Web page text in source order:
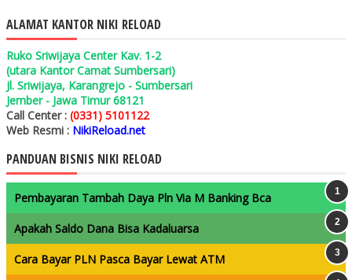
ALAMAT KANTOR NIKI RELOAD
Ruko Sriwijaya Center Kav. 1-2
(utara Kantor Camat Sumbersari)
Jl. Sriwijaya, Karangrejo - Sumbersari
Jember - Jawa Timur 68121
Call Center : (0331) 5101122
Web Resmi : NikiReload.net
PANDUAN BISNIS NIKI RELOAD
Pembayaran Tambah Daya Pln Via M Banking Bca
Apakah Saldo Dana Bisa Kadaluarsa
Cara Bayar PLN Pasca Bayar Lewat ATM